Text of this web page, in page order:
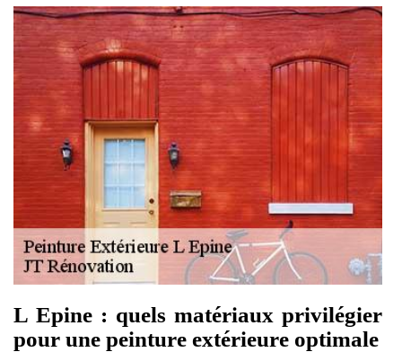
L Epine : quels matériaux privilégier
pour une peinture extérieure optimale